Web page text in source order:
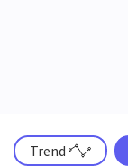
Trend